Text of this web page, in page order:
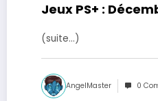
Jeux PS+ :
(suite…)
AngelMaster 0